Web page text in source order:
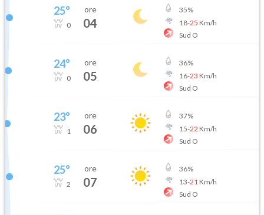
25°
0
ore
04
35%
18-25 Km/h
Sud O
24°
0
ore
05
36%
16-23 Km/h
Sud O
23°
1
ore
06
37%
15-22 Km/h
Sud O
25°
2
ore
07
36%
13-21 Km/h
Sud O